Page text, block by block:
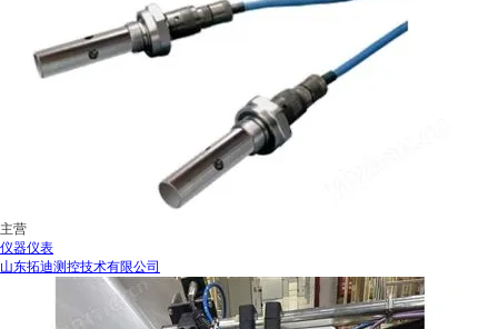
主营
仪器仪表
山东拓迪测控技术有限公司